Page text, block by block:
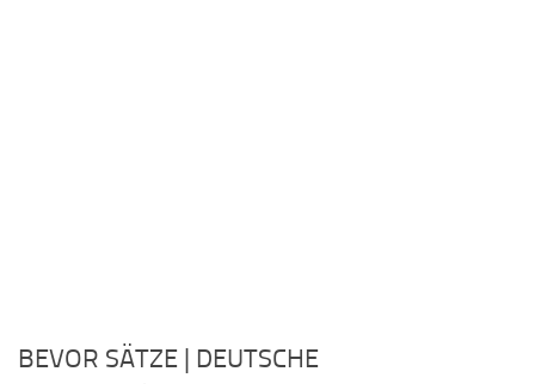
BEVOR SÄTZE | DEUTSCHE